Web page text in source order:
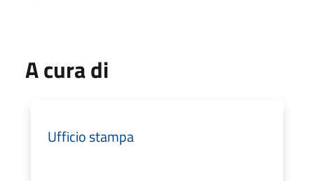
A cura di
Ufficio stampa